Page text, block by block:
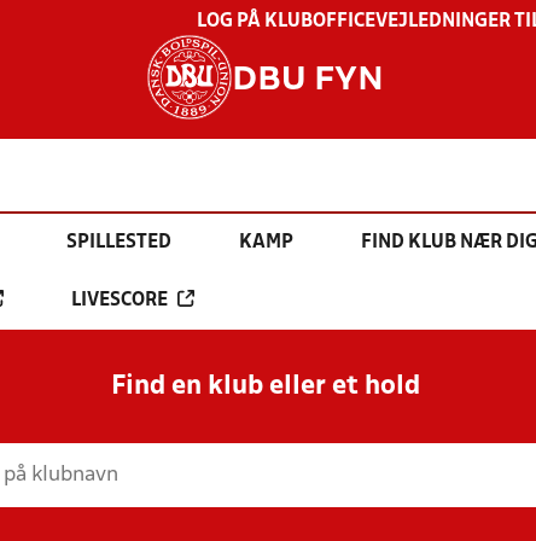
LOG PÅ KLUBOFFICEVEJLEDNINGER
DBU FYN
SPILLESTED KAMP FIND KLUB NÆR
LIVESCORE
Find en klub eller et hold